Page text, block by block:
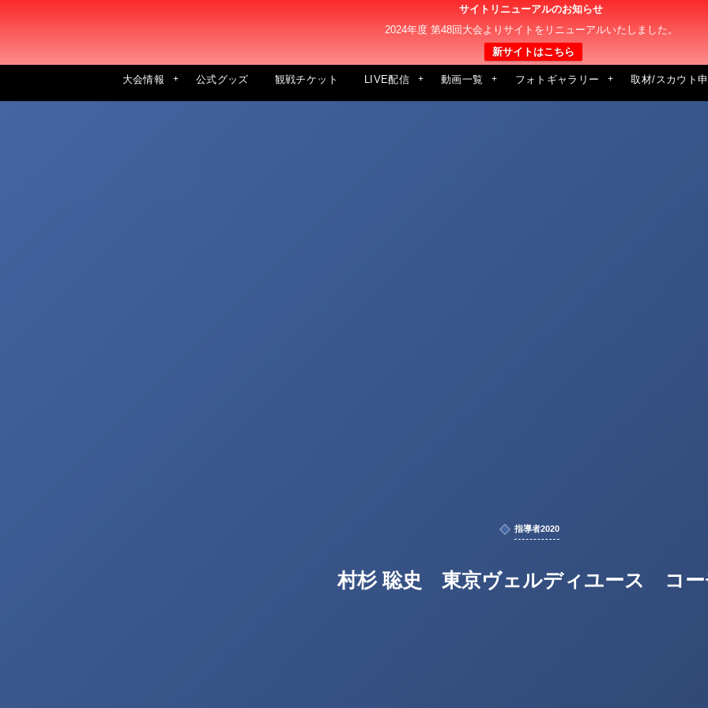
サイトリニューアルのお知らせ
2024年度 第48回大会よりサイトをリニューアルいたしました。
新サイトはこちら
大会情報 公式グッズ 観戦チケット LIVE配信 動画一覧 フォトギャラリー 取材/スカウト
指導者2020
村杉 聡史 東京ヴェルディユース コー